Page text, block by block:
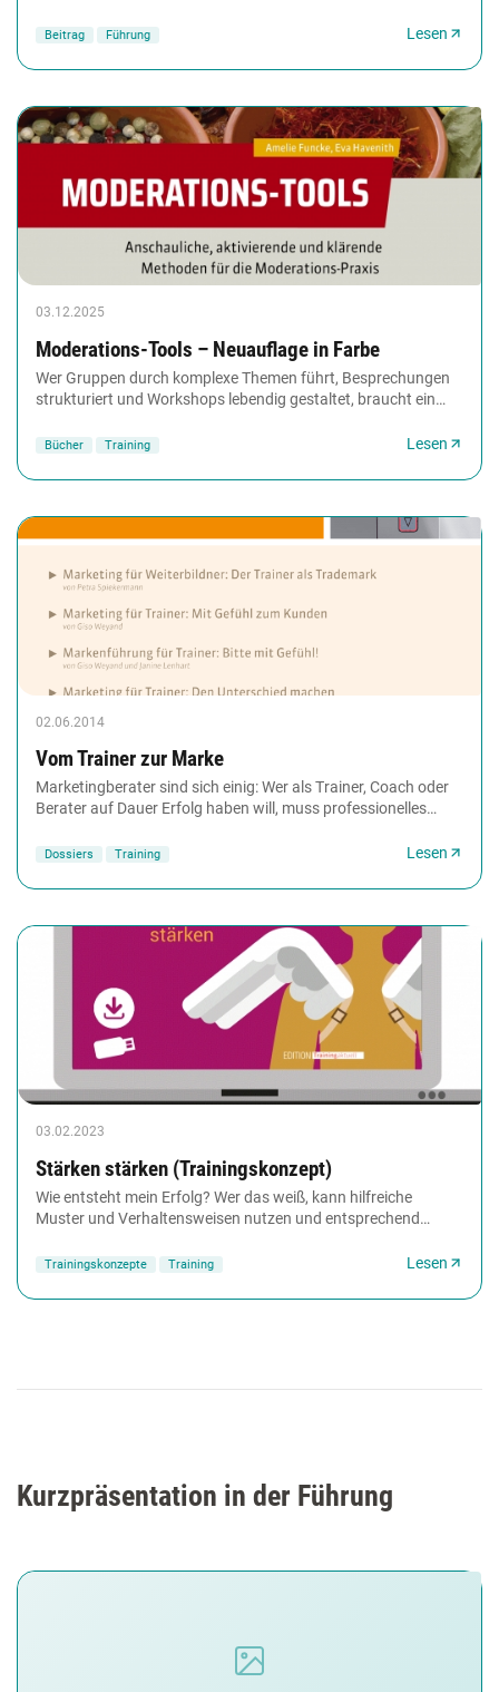
Beitrag Führung Lesen
03.12.2025
Moderations-Tools – Neuauflage in Farbe
Wer Gruppen durch komplexe Themen führt, Besprechungen
strukturiert und Workshops lebendig gestaltet, braucht ein
Bücher Training Lesen
02.06.2014
Vom Trainer zur Marke
Marketingberater sind sich einig: Wer als Trainer, Coach oder
Berater auf Dauer Erfolg haben will, muss professionelles
Dossiers Training Lesen
03.02.2023
Stärken stärken (Trainingskonzept)
Wie entsteht mein Erfolg? Wer das weiß, kann hilfreiche
Muster und Verhaltensweisen nutzen und entsprechend
Trainingskonzepte Training Lesen
Kurzpräsentation in der Führung